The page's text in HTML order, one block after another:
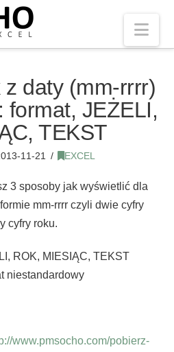
z daty (mm-rrrr)
format, JEŻELI,
TEKST
11-21 EXCEL
3 sposoby jak wyświetlić dla
mm-rrrr czyli dwie cyfry
cyfry roku.
ROK, MIESIĄC, TEKST
niestandardowy
www.pmsocho.com/pobierz-